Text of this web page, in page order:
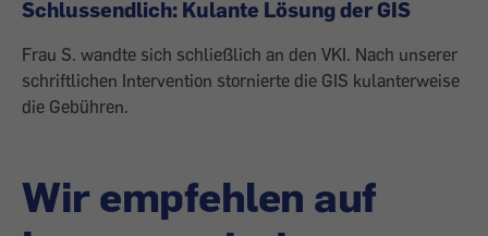
Schlussendlich: Kulante Lösung der GIS
Frau S. wandte sich schließlich an den VKI. Nach unserer
schriftlichen Intervention stornierte die GIS kulanterweise
die Gebühren.
Wir empfehlen auf